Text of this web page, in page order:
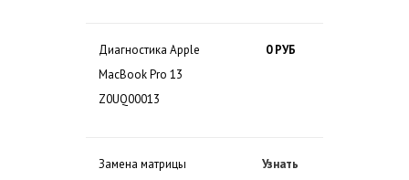
Диагностика Apple
MacBook Pro 13
Z0UQ00013
0 РУБ
Замена матрицы
Узнать